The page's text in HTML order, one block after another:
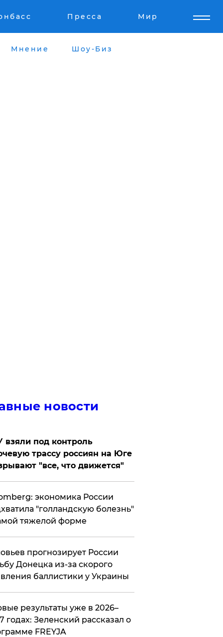
Пресса Мир
Мнение Шоу-Биз
новости
взяли под контроль
трассу россиян на Юге
"все, что движется"
экономика России
"голландскую болезнь"
тяжелой форме
прогнозирует России
Донецка из-за скорого
баллистики у Украины
результаты уже в 2026–
годах: Зеленский рассказал о
FREYJA